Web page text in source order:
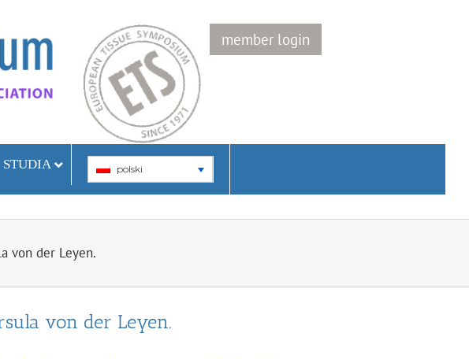
member login
STUDIA polski
von der Leyen.
von der Leyen.